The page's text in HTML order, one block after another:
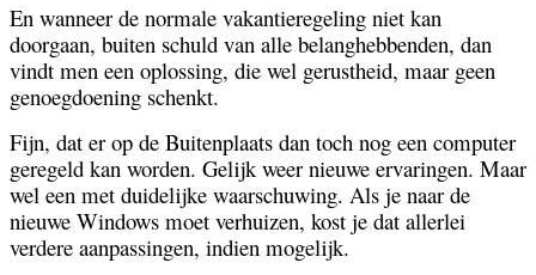
En wanneer de normale vakantieregeling niet kan
doorgaan, buiten schuld van alle belanghebbenden, dan
vindt men een oplossing, die wel gerustheid, maar geen
genoegdoening schenkt.
Fijn, dat er op de Buitenplaats dan toch nog een computer
geregeld kan worden. Gelijk weer nieuwe ervaringen. Maar
wel een met duidelijke waarschuwing. Als je naar de
nieuwe Windows moet verhuizen, kost je dat allerlei
verdere aanpassingen, indien mogelijk.